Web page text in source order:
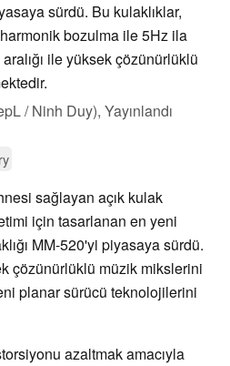
sürdü. Bu kulaklıklar,
bozulma ile 5Hz ila
ile yüksek çözünürlüklü
/ Ninh Duy), Yayınlandı
sağlayan açık kulak
için tasarlanan en yeni
MM-520'yi piyasaya sürdü.
çözünürlüklü müzik mikslerini
planar sürücü teknolojilerini
azaltmak amacıyla